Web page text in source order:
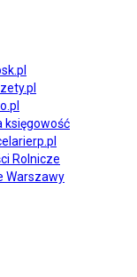
księgowość
Rolnicze
Warszawy